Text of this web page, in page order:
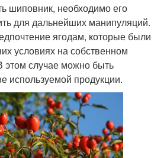
шиповник, необходимо его
для дальнейших манипуляций.
ягодам, которые были
условиях на собственном
этом случае можно быть
используемой продукции.